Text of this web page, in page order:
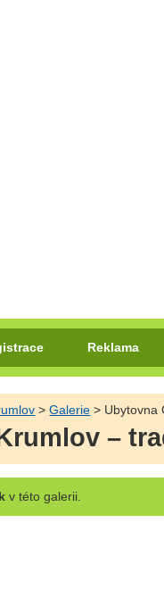
Reklama
>Galerie > Ubytovna
–
v této galerii.